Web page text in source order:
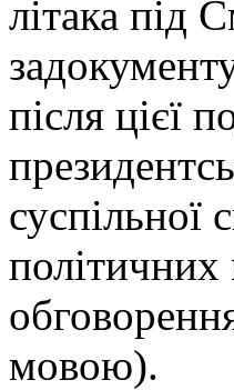
літака під
після цієї
суспільної
політичних
мовою).